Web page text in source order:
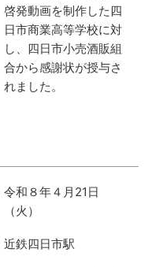
啓発動画を制作した四
日市商業高等学校に対
し、四日市小売酒販組
合から感謝状が授与さ
れました。
令和８年４月21日
（火）
近鉄四日市駅